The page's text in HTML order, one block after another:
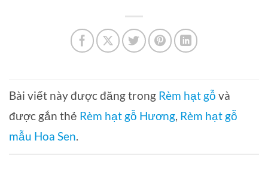
Bài viết này được đăng trong Rèm hạt gỗ và
được gắn thẻ Rèm hạt gỗ Hương, Rèm hạt gỗ
mẫu Hoa Sen.